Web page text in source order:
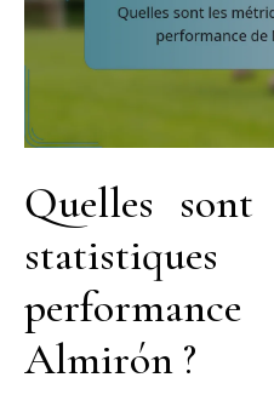
Quelles sont
Almirón ?